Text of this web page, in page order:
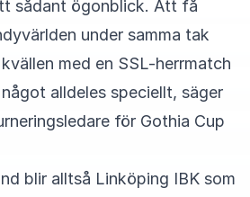
sådant ögonblick. Att få
under samma tak
med en SSL-herrmatch
alldeles speciellt, säger
för Gothia Cup
blir alltså Linköping IBK som